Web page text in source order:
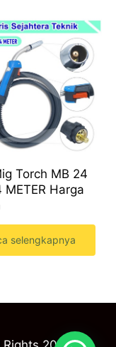
Torch MB 24
METER Harga
selengkapnya